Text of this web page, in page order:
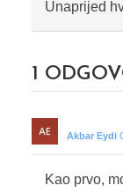
Unaprijed
1
Akbar Eydi
Kao prvo,